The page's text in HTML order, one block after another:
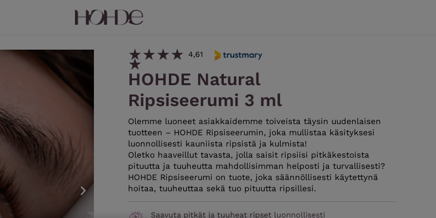
★★★★
★
4,61
HOHDE Natural
Ripsiseerumi 3 ml
Olemme luoneet asiakkaidemme toiveista täysin uudenlaisen
tuotteen – HOHDE Ripsiseerumin, joka mullistaa käsityksesi
luonnollisesti kauniista ripsistä ja kulmista!
Oletko haaveillut tavasta, jolla saisit ripsiisi pitkäkestoista
pituutta ja tuuheutta mahdollisimman helposti ja turvallisesti?
HOHDE Ripsiseerumi on tuote, joka säännöllisesti käytettynä
hoitaa, tuuheuttaa sekä tuo pituutta ripsillesi.
Saavuta pitkät ja tuuheat ripset luonnollisesti